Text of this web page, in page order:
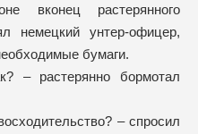
вконец растерянного
немецкий унтер-офицер,
бумаги.
– растерянно бормотал
– спросил